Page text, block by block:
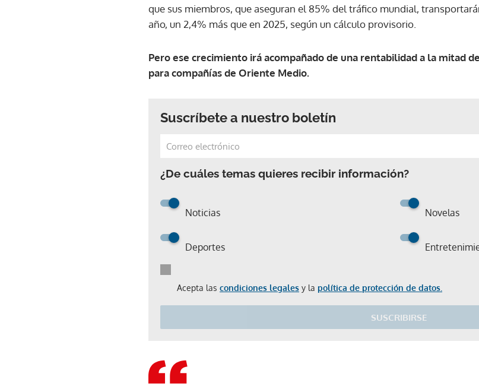
que sus miembros, que aseguran el 85% del tráfico mundial,
año, un 2,4% más que en 2025, según un cálculo provisorio.
Pero ese crecimiento irá acompañado de una rentabilidad a la mitad
para compañías de Oriente Medio.
Suscríbete a nuestro boletín
¿De cuáles temas quieres recibir información?
Noticias Novelas
Deportes
Acepta las condiciones legales y la política de protección de datos.
SUSCRIBIRSE